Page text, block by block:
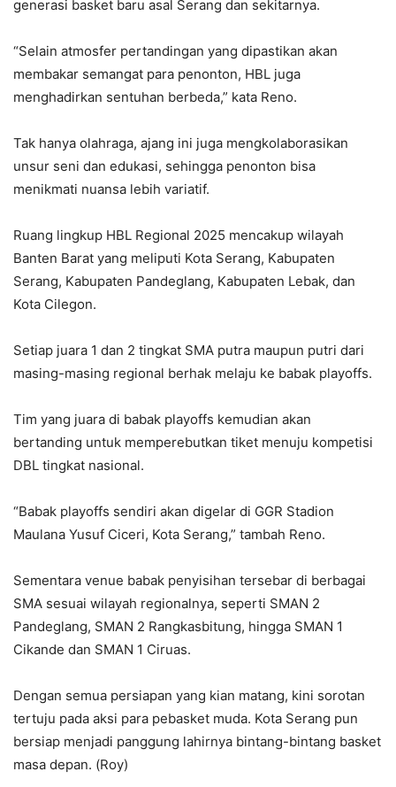
generasi basket baru asal Serang dan sekitarnya.
“Selain atmosfer pertandingan yang dipastikan akan
membakar semangat para penonton, HBL juga
menghadirkan sentuhan berbeda,” kata Reno.
Tak hanya olahraga, ajang ini juga mengkolaborasikan
unsur seni dan edukasi, sehingga penonton bisa
menikmati nuansa lebih variatif.
Ruang lingkup HBL Regional 2025 mencakup wilayah
Banten Barat yang meliputi Kota Serang, Kabupaten
Serang, Kabupaten Pandeglang, Kabupaten Lebak, dan
Kota Cilegon.
Setiap juara 1 dan 2 tingkat SMA putra maupun putri dari
masing-masing regional berhak melaju ke babak playoffs.
Tim yang juara di babak playoffs kemudian akan
bertanding untuk memperebutkan tiket menuju kompetisi
DBL tingkat nasional.
“Babak playoffs sendiri akan digelar di GGR Stadion
Maulana Yusuf Ciceri, Kota Serang,” tambah Reno.
Sementara venue babak penyisihan tersebar di berbagai
SMA sesuai wilayah regionalnya, seperti SMAN 2
Pandeglang, SMAN 2 Rangkasbitung, hingga SMAN 1
Cikande dan SMAN 1 Ciruas.
Dengan semua persiapan yang kian matang, kini sorotan
tertuju pada aksi para pebasket muda. Kota Serang pun
bersiap menjadi panggung lahirnya bintang-bintang basket
masa depan. (Roy)